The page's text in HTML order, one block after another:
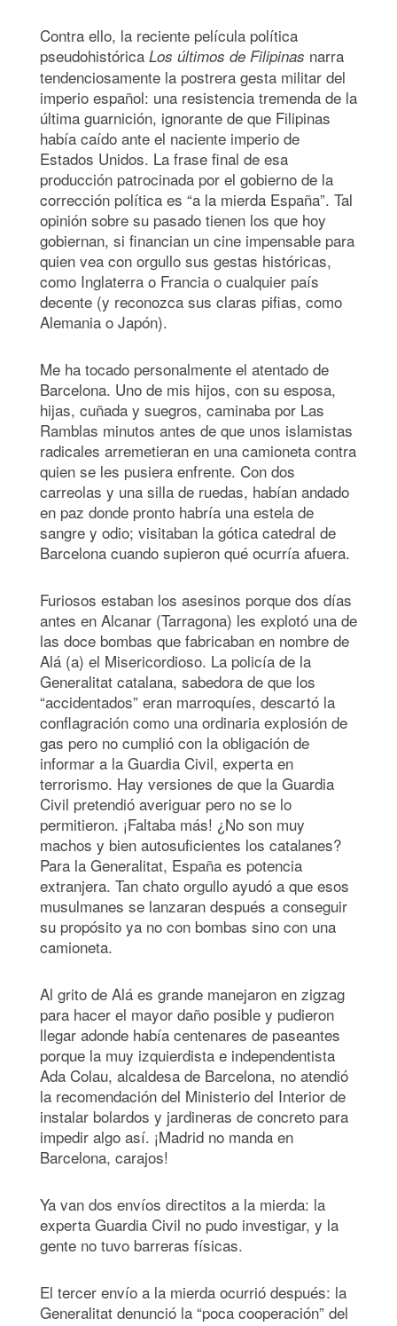
Contra ello, la reciente película política
pseudohistórica Los últimos de Filipinas narra
tendenciosamente la postrera gesta militar del
imperio español: una resistencia tremenda de la
última guarnición, ignorante de que Filipinas
había caído ante el naciente imperio de
Estados Unidos. La frase final de esa
producción patrocinada por el gobierno de la
corrección política es “a la mierda España”. Tal
opinión sobre su pasado tienen los que hoy
gobiernan, si financian un cine impensable para
quien vea con orgullo sus gestas históricas,
como Inglaterra o Francia o cualquier país
decente (y reconozca sus claras pifias, como
Alemania o Japón).
Me ha tocado personalmente el atentado de
Barcelona. Uno de mis hijos, con su esposa,
hijas, cuñada y suegros, caminaba por Las
Ramblas minutos antes de que unos islamistas
radicales arremetieran en una camioneta contra
quien se les pusiera enfrente. Con dos
carreolas y una silla de ruedas, habían andado
en paz donde pronto habría una estela de
sangre y odio; visitaban la gótica catedral de
Barcelona cuando supieron qué ocurría afuera.
Furiosos estaban los asesinos porque dos días
antes en Alcanar (Tarragona) les explotó una de
las doce bombas que fabricaban en nombre de
Alá (a) el Misericordioso. La policía de la
Generalitat catalana, sabedora de que los
“accidentados” eran marroquíes, descartó la
conflagración como una ordinaria explosión de
gas pero no cumplió con la obligación de
informar a la Guardia Civil, experta en
terrorismo. Hay versiones de que la Guardia
Civil pretendió averiguar pero no se lo
permitieron. ¡Faltaba más! ¿No son muy
machos y bien autosuficientes los catalanes?
Para la Generalitat, España es potencia
extranjera. Tan chato orgullo ayudó a que esos
musulmanes se lanzaran después a conseguir
su propósito ya no con bombas sino con una
camioneta.
Al grito de Alá es grande manejaron en zigzag
para hacer el mayor daño posible y pudieron
llegar adonde había centenares de paseantes
porque la muy izquierdista e independentista
Ada Colau, alcaldesa de Barcelona, no atendió
la recomendación del Ministerio del Interior de
instalar bolardos y jardineras de concreto para
impedir algo así. ¡Madrid no manda en
Barcelona, carajos!
Ya van dos envíos directitos a la mierda: la
experta Guardia Civil no pudo investigar, y la
gente no tuvo barreras físicas.
El tercer envío a la mierda ocurrió después: la
Generalitat denunció la “poca cooperación” del